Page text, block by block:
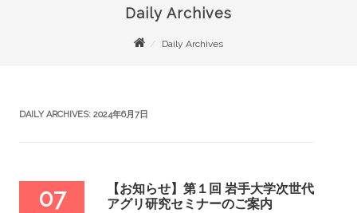
Daily Archives
Daily Archives
DAILY ARCHIVES: 2024年6月7日
07
【お知らせ】第１回 岩手大学次世代
アグリ研究セミナーのご案内